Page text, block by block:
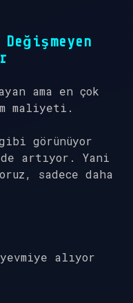
ama en çok
maliyeti.
görünüyor
de artıyor. Yani
sadece daha
alıyor